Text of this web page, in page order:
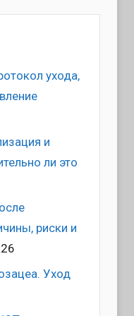
ухода,
и
ли это
риски и
Уход